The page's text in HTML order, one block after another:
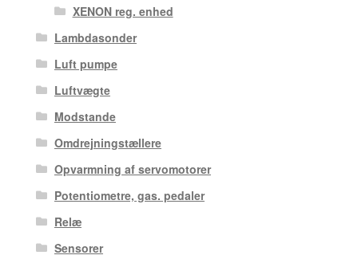
XENON reg. enhed
Lambdasonder
Luft pumpe
Luftvægte
Modstande
Omdrejningstællere
Opvarmning af servomotorer
Potentiometre, gas. pedaler
Relæ
Sensorer